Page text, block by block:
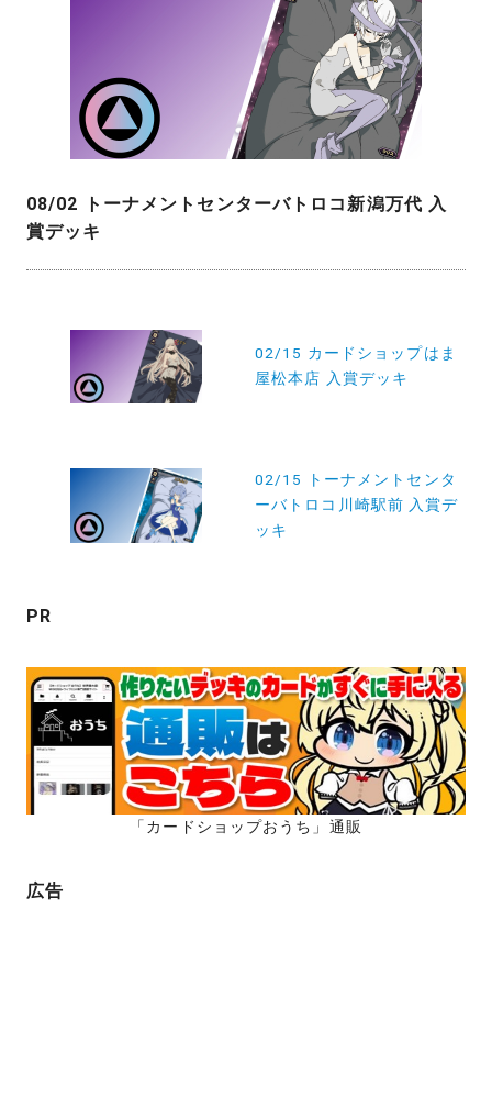
08/02 トーナメントセンターバトロコ新潟万代 入
賞デッキ
ン
02/15 カードショップはま
屋松本店 入賞デッキ
02/15 トーナメントセンタ
ーバトロコ川崎駅前 入賞デ
ッキ
PR
「カードショップおうち」通販
広告